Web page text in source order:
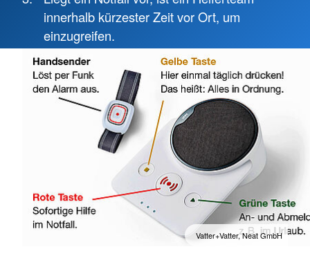
Landes-, Bundes- und internationaler Ebene.
Mehr anzeigen
innerhalb kürzester Zeit vor Ort, um
einzugreifen.
Vatter+Vatter, Neat GmbH